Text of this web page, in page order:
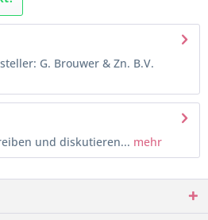
G. Brouwer & Zn. B.V.
und diskutieren... mehr